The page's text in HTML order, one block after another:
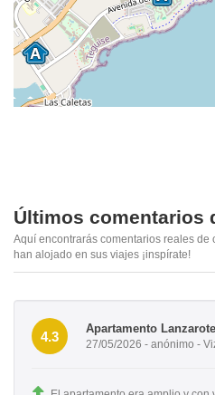
Últimos comentarios
Aquí encontrarás comentarios reales
han alojado en sus viajes ¡inspírate!
4.3
Apartamento
27/05/2026 - anónimo -